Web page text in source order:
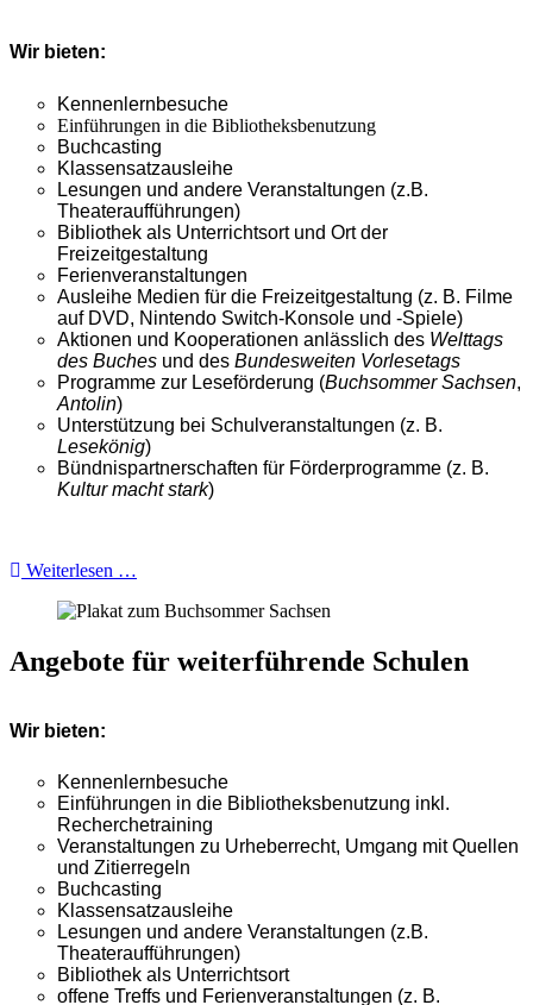
Wir bieten:
Kennenlernbesuche
Einführungen in die Bibliotheksbenutzung
Buchcasting
Klassensatzausleihe
Lesungen und andere Veranstaltungen (z.B.
Theateraufführungen)
Bibliothek als Unterrichtsort und Ort der
Freizeitgestaltung
Ferienveranstaltungen
Ausleihe Medien für die Freizeitgestaltung (z. B. Filme
auf DVD, Nintendo Switch-Konsole und -Spiele)
Aktionen und Kooperationen anlässlich des Welttags
des Buches und des Bundesweiten Vorlesetags
Programme zur Leseförderung (Buchsommer Sachsen,
Antolin)
Unterstützung bei Schulveranstaltungen (z. B.
Lesekönig)
Bündnispartnerschaften für Förderprogramme (z. B.
Kultur macht stark)
Weiterlesen …
Angebote für weiterführende Schulen
Wir bieten:
Kennenlernbesuche
Einführungen in die Bibliotheksbenutzung inkl.
Recherchetraining
Veranstaltungen zu Urheberrecht, Umgang mit Quellen
und Zitierregeln
Buchcasting
Klassensatzausleihe
Lesungen und andere Veranstaltungen (z.B.
Theateraufführungen)
Bibliothek als Unterrichtsort
offene Treffs und Ferienveranstaltungen (z. B.